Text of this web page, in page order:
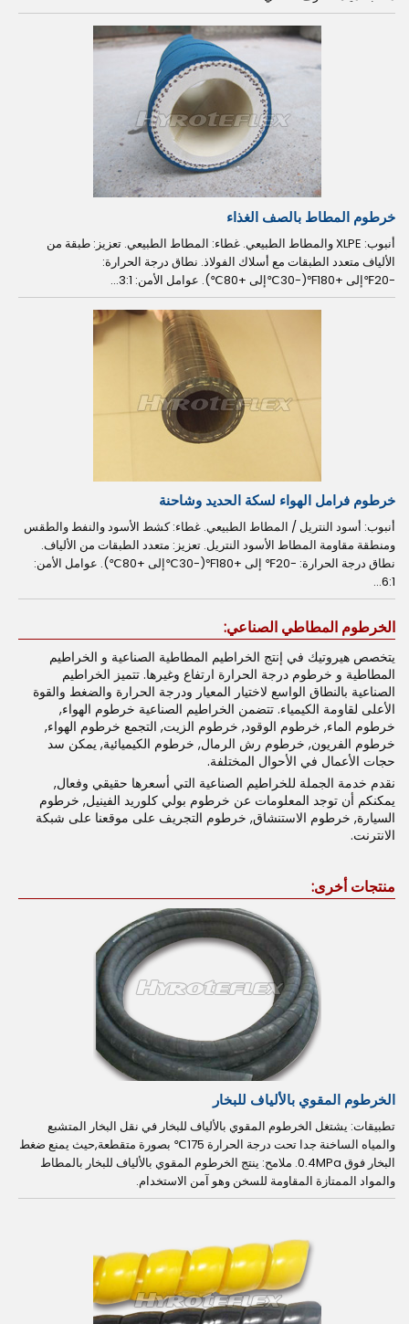
خرطوم المطاط بالصف الغذاء
أنبوب: XLPE والمطاط الطبيعي. غطاء: المطاط الطبيعي. تعزيز: طبقة من
الألياف متعدد الطبقات مع أسلاك الفولاذ. نطاق درجة الحرارة:
-20℉إلى +180℉(-30℃إلى +80℃). عوامل الأمن: 3:1...
خرطوم فرامل الهواء لسكة الحديد وشاحنة
أنبوب: أسود النتريل / المطاط الطبيعي. غطاء: كشط الأسود والنفط والطقس
ومنطقة مقاومة المطاط الأسود النتريل. تعزيز: متعدد الطبقات من الألياف.
نطاق درجة الحرارة: -20℉ إلى +180℉(-30℃إلى +80℃). عوامل الأمن:
6:1...
الخرطوم المطاطي الصناعي:
يتخصص هيروتيك في إنتج الخراطيم المطاطية الصناعية و الخراطيم
المطاطية و خرطوم درجة الحرارة ارتفاع وغيرها. تتميز الخراطيم
الصناعية بالنطاق الواسع لاختيار المعيار ودرجة الحرارة والضغط والقوة
الأعلى لقاومة الكيمياء. تتضمن الخراطيم الصناعية خرطوم الهواء,
خرطوم الماء, خرطوم الوقود, خرطوم الزيت, التجمع خرطوم الهواء,
خرطوم الفريون, خرطوم رش الرمال, خرطوم الكيميائية, يمكن سد
حجات الأعمال في الأحوال المختلفة.
نقدم خدمة الجملة للخراطيم الصناعية التي أسعرها حقيقي وفعال,
يمكنكم أن توجد المعلومات عن خرطوم بولي كلوريد الفينيل, خرطوم
السيارة, خرطوم الاستنشاق, خرطوم التجريف على موقعنا على شبكة
الانترنت.
منتجات أخرى:
الخرطوم المقوي بالألياف للبخار
تطبيقات: يشتغل الخرطوم المقوي بالألياف للبخار في نقل البخار المتشبع
والمياه الساخنة جدا تحت درجة الحرارة 175℃ بصورة متقطعة,حيث يمنع ضغط
البخار فوق 0.4MPa. ملامح: ينتج الخرطوم المقوي بالألياف للبخار بالمطاط
والمواد الممتازة المقاومة للسخن وهو آمن الاستخدام.